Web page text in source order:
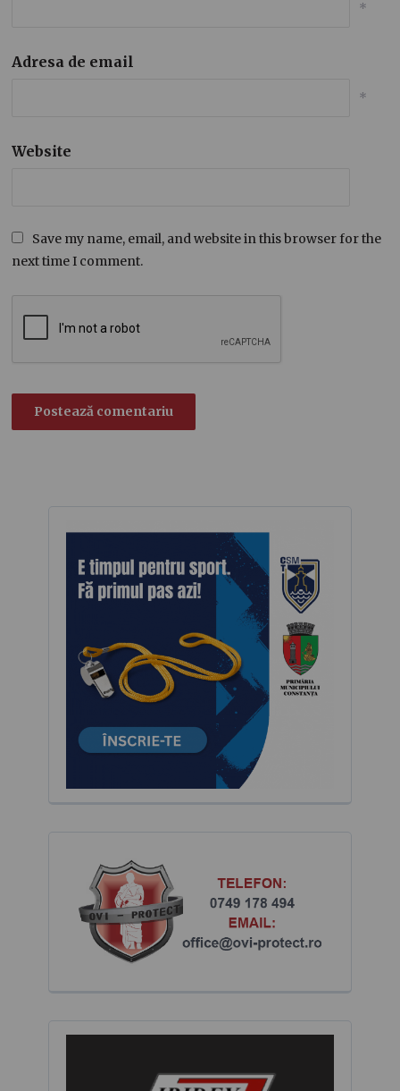
*
Adresa de email
*
Website
Save my name, email, and website in this browser for the
next time I comment.